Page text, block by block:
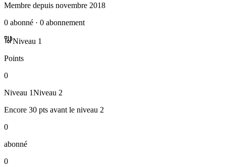
Membre depuis novembre 2018
0 abonné · 0 abonnement
Niveau 1
Points
0
Niveau 1Niveau 2
Encore 30 pts avant le niveau 2
0
abonné
0